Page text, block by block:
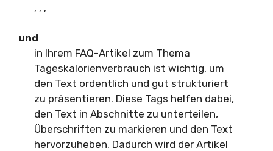
, , ,
und
in Ihrem FAQ-Artikel zum Thema
Tageskalorienverbrauch ist wichtig, um
den Text ordentlich und gut strukturiert
zu präsentieren. Diese Tags helfen dabei,
den Text in Abschnitte zu unterteilen,
Überschriften zu markieren und den Text
hervorzuheben. Dadurch wird der Artikel